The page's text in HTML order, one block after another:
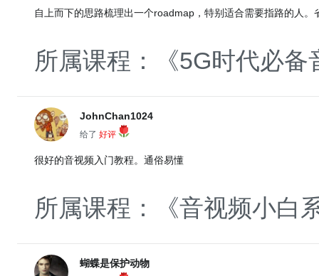
自上而下的思路梳理出一个roadmap，特别适合需要指路的人
所属课程：《5G时代必
JohnChan1024
给了 好评
很好的音视频入门教程。通俗易懂
所属课程：《音视频小白
蝴蝶是保护动物